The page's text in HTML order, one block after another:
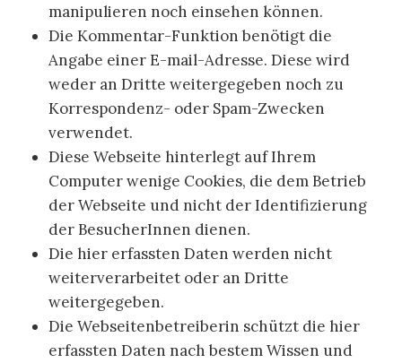
manipulieren noch einsehen können.
Die Kommentar-Funktion benötigt die
Angabe einer E-mail-Adresse. Diese wird
weder an Dritte weitergegeben noch zu
Korrespondenz- oder Spam-Zwecken
verwendet.
Diese Webseite hinterlegt auf Ihrem
Computer wenige Cookies, die dem Betrieb
der Webseite und nicht der Identifizierung
der BesucherInnen dienen.
Die hier erfassten Daten werden nicht
weiterverarbeitet oder an Dritte
weitergegeben.
Die Webseitenbetreiberin schützt die hier
erfassten Daten nach bestem Wissen und